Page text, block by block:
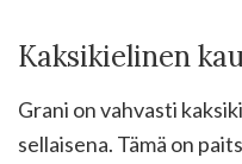
Kaksikielinen
Grani on vahvasti
sellaisena. Tämä on